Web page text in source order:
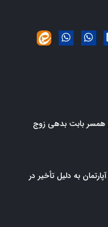
همسر بابت بدهی زوج
به دلیل تأخیر در